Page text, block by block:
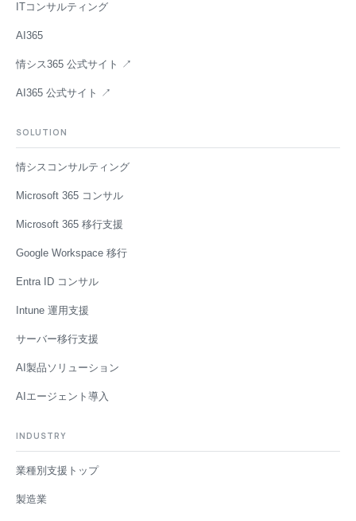
ITコンサルティング
AI365
情シス365 公式サイト ↗
AI365 公式サイト ↗
SOLUTION
情シスコンサルティング
Microsoft 365 コンサル
Microsoft 365 移行支援
Google Workspace 移行
Entra ID コンサル
Intune 運用支援
サーバー移行支援
AI製品ソリューション
AIエージェント導入
INDUSTRY
業種別支援トップ
製造業